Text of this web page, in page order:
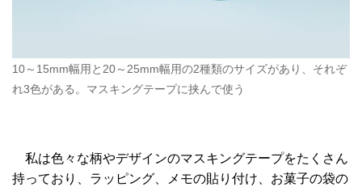
10～15mm幅用と20～25mm幅用の2種類のサイズがあり、それぞ
れ3色がある。マスキングテープに挟んで使う
私は色々な柄やデザインのマスキングテープをたくさん
持っており、ラッピング、メモの貼り付け、お菓子の袋の